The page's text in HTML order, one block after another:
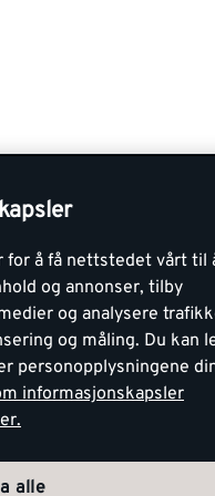
for å få nettstedet vårt til
og annonser, tilby
og analysere
og måling. Du kan
personopplysningene
informasjonskapsler
alle